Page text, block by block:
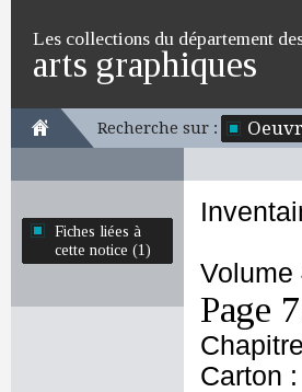
Les collections du département
arts graphiques
Recherche sur :
Fiches liées à
cette notice (1)
Volume
Page
Carton